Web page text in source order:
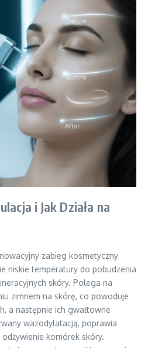
i Jak Działa na
zabieg kosmetyczny
niskie temperatury do pobudzenia
skóry. Polega na
zimnem na skórę, co powoduje
a następnie ich gwałtowne
wazodylatacją, poprawia
komórek skóry.